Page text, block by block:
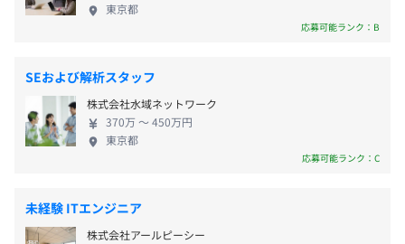
＊基本はPC（Windows）１台＋モニター２台になりま
通勤交通費支給（非課税限度額を上限として支給）
・期末賞与
・ストックオプション
昇給 年１回（４月）
昇格 随時
東京都
応募可能ランク：B
SEおよび解析スタッフ
株式会社水域ネットワーク
370万 〜 450万円
東京都
応募可能ランク：C
未経験 ITエンジニア
株式会社アールピーシー